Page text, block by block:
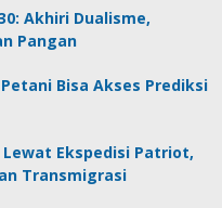
Akhiri Dualisme,
Pangan
Bisa Akses Prediksi
Ekspedisi Patriot,
Transmigrasi